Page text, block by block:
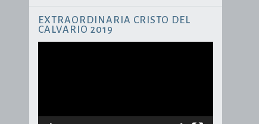
EXTRAORDINARIA CRISTO DEL
CALVARIO 2019